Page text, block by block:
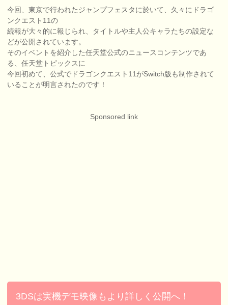
今回、東京で行われたジャンプフェスタに於いて、久々にドラゴ
ンクエスト11の
続報が大々的に報じられ、タイトルや主人公キャラたちの設定な
どが公開されています。
そのイベントを紹介した任天堂公式のニュースコンテンツであ
る、任天堂トピックスに
今回初めて、公式でドラゴンクエスト11がSwitch版も制作されて
いることが明言されたのです！
Sponsored link
3DSは実機デモ映像もより詳しく公開へ！